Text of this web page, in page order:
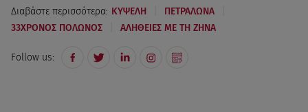
Διαβάστε περισσότερα: ΚΥΨΕΛΗ ΠΕΤΡΑΛΩΝΑ
33ΧΡΟΝΟΣ ΠΟΛΩΝΟΣ ΑΛΗΘΕΙΕΣ ΜΕ ΤΗ ΖΗΝΑ
Follow us: